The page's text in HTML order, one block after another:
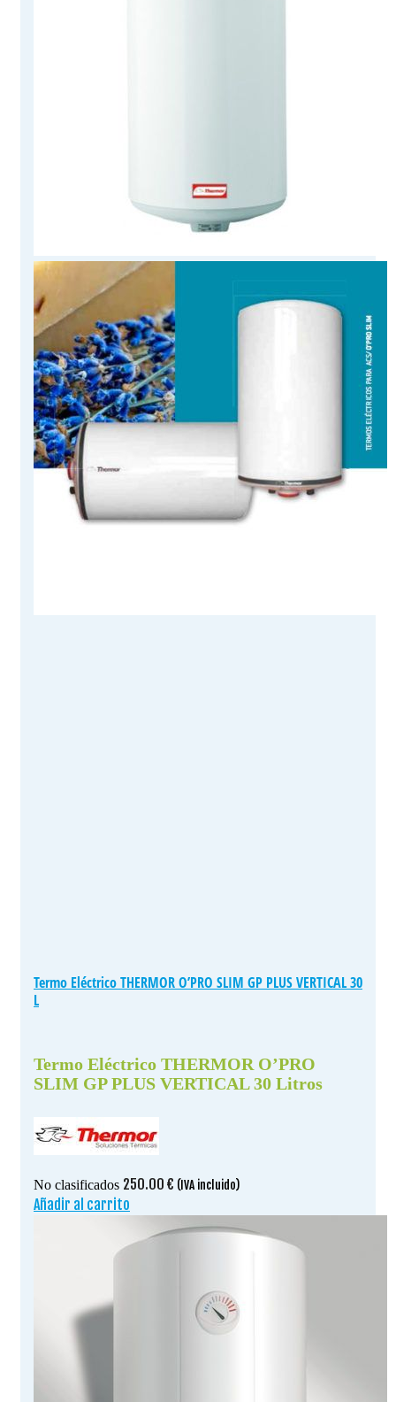
Termo Eléctrico THERMOR O’PRO SLIM GP PLUS VERTICAL 30
L
Termo Eléctrico THERMOR O’PRO
SLIM GP PLUS VERTICAL 30 Litros
No clasificados 250.00 € (IVA incluido)
Añadir al carrito